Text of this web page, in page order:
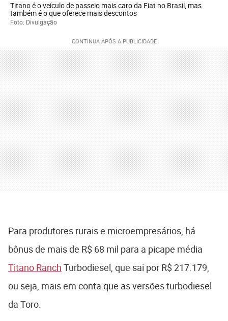
Titano é o veículo de passeio mais caro da Fiat no Brasil, mas
também é o que oferece mais descontos
Foto: Divulgação
Para produtores rurais e microempresários, há
bônus de mais de R$ 68 mil para a picape média
Titano Ranch Turbodiesel, que sai por R$ 217.179,
ou seja, mais em conta que as versões turbodiesel
da Toro.